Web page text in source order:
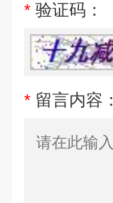
* 验证码：
* 留言内容：